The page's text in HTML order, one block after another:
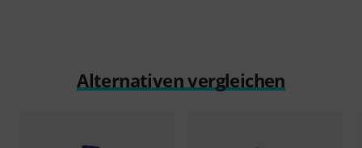
Alternativen vergleichen